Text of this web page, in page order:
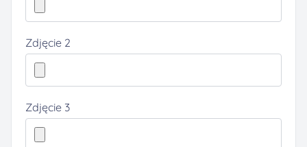
Zdjęcie 2
Zdjęcie 3